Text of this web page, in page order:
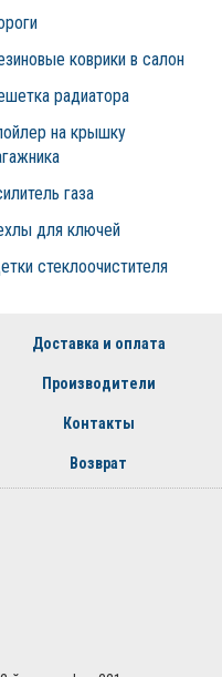
коврики в салон
радиатора
на крышку
газа
для ключей
стеклоочистителя
Доставка и оплата
Производители
Контакты
Возврат